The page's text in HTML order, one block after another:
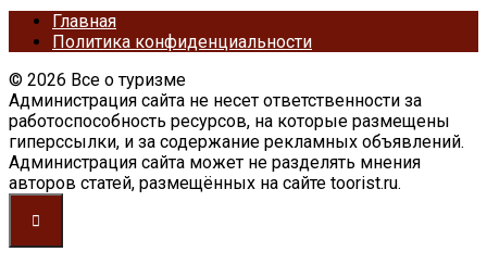
Главная
Политика конфиденциальности
© 2026 Все о туризме
Администрация сайта не несет ответственности за
работоспособность ресурсов, на которые размещены
гиперссылки, и за содержание рекламных объявлений.
Администрация сайта может не разделять мнения
авторов статей, размещённых на сайте toorist.ru.